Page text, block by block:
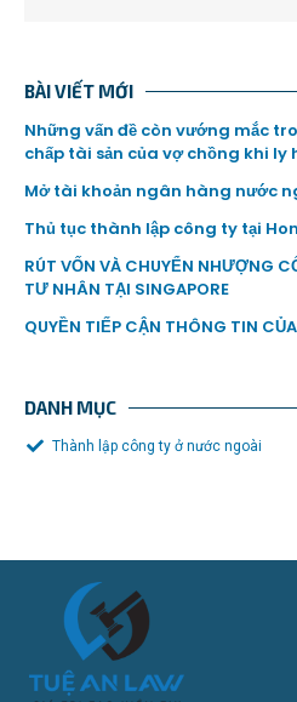
BÀI VIẾT MỚI
Những vấn đề còn vướng mắc
chấp tài sản của vợ chồng khi ly
Mở tài khoản ngân hàng nước
Thủ tục thành lập công ty tại
RÚT VỐN VÀ CHUYỂN NHƯỢNG
TƯ NHÂN TẠI SINGAPORE
QUYỀN TIẾP CẬN THÔNG TIN
DANH MỤC
Thành lập công ty ở nước ngoài